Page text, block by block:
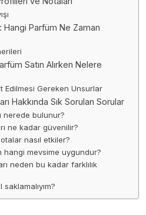
Parfüm Ne Zaman
Satın Alırken Nelere
Edilmesi Gereken Unsurlar
Hakkında Sık Sorulan Sorular
nerede bulunur?
ne kadar güvenilir?
nasıl etkiler?
hangi mevsime uygundur?
neden bu kadar farklılık